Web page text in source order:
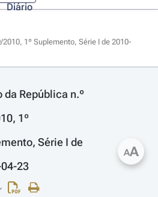
Diário
1º Suplemento, Série I de 2010-
da República n.º
1º
Série I de
23
AA